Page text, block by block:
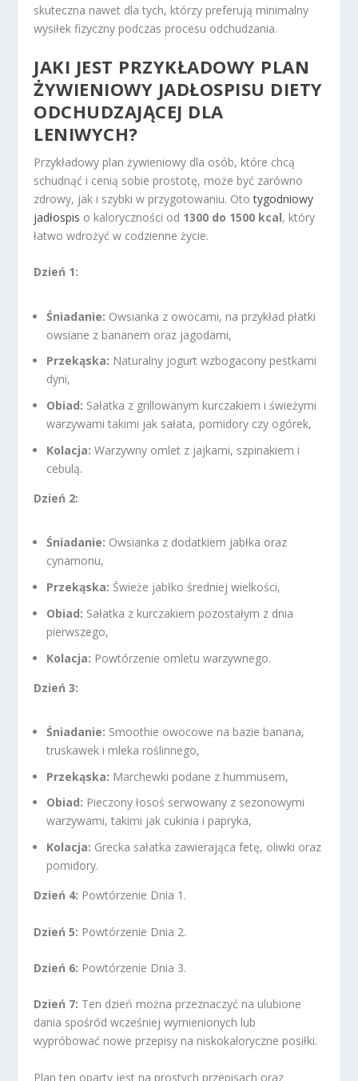
skuteczna nawet dla tych, którzy preferują minimalny
wysiłek fizyczny podczas procesu odchudzania.
JAKI JEST PRZYKŁADOWY PLAN
ŻYWIENIOWY JADŁOSPISU DIETY
ODCHUDZAJĄCEJ DLA
LENIWYCH?
Przykładowy plan żywieniowy dla osób, które chcą
schudnąć i cenią sobie prostotę, może być zarówno
zdrowy, jak i szybki w przygotowaniu. Ototygodniowy
jadłospis o kaloryczności od 1300 do 1500 kcal, który
łatwo wdrożyć w codzienne życie.
Dzień 1:
Śniadanie: Owsianka z owocami, na przykład płatki
owsiane z bananem oraz jagodami,
Przekąska: Naturalny jogurt wzbogacony pestkami
dyni,
Obiad: Sałatka z grillowanym kurczakiem i świeżymi
warzywami takimi jak sałata, pomidory czy ogórek,
Kolacja: Warzywny omlet z jajkami, szpinakiem i
cebulą.
Dzień 2:
Śniadanie: Owsianka z dodatkiem jabłka oraz
cynamonu,
Przekąska: Świeże jabłko średniej wielkości,
Obiad: Sałatka z kurczakiem pozostałym z dnia
pierwszego,
Kolacja: Powtórzenie omletu warzywnego.
Dzień 3:
Śniadanie: Smoothie owocowe na bazie banana,
truskawek i mleka roślinnego,
Przekąska: Marchewki podane z hummusem,
Obiad: Pieczony łosoś serwowany z sezonowymi
warzywami, takimi jak cukinia i papryka,
Kolacja: Grecka sałatka zawierająca fetę, oliwki oraz
pomidory.
Dzień 4: Powtórzenie Dnia 1.
Dzień 5: Powtórzenie Dnia 2.
Dzień 6: Powtórzenie Dnia 3.
Dzień 7: Ten dzień można przeznaczyć na ulubione
dania spośród wcześniej wymienionych lub
wypróbować nowe przepisy na niskokaloryczne posiłki.
Plan ten oparty jest na prostych przepisach oraz